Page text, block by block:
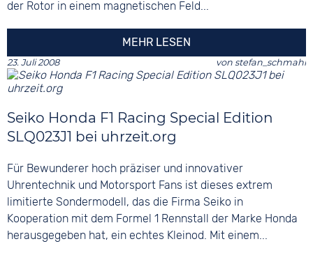
der Rotor in einem magnetischen Feld...
MEHR LESEN
23. Juli 2008 von stefan_schmahl
Seiko Honda F1 Racing Special Edition
SLQ023J1 bei uhrzeit.org
Für Bewunderer hoch präziser und innovativer
Uhrentechnik und Motorsport Fans ist dieses extrem
limitierte Sondermodell, das die Firma Seiko in
Kooperation mit dem Formel 1 Rennstall der Marke Honda
herausgegeben hat, ein echtes Kleinod. Mit einem...